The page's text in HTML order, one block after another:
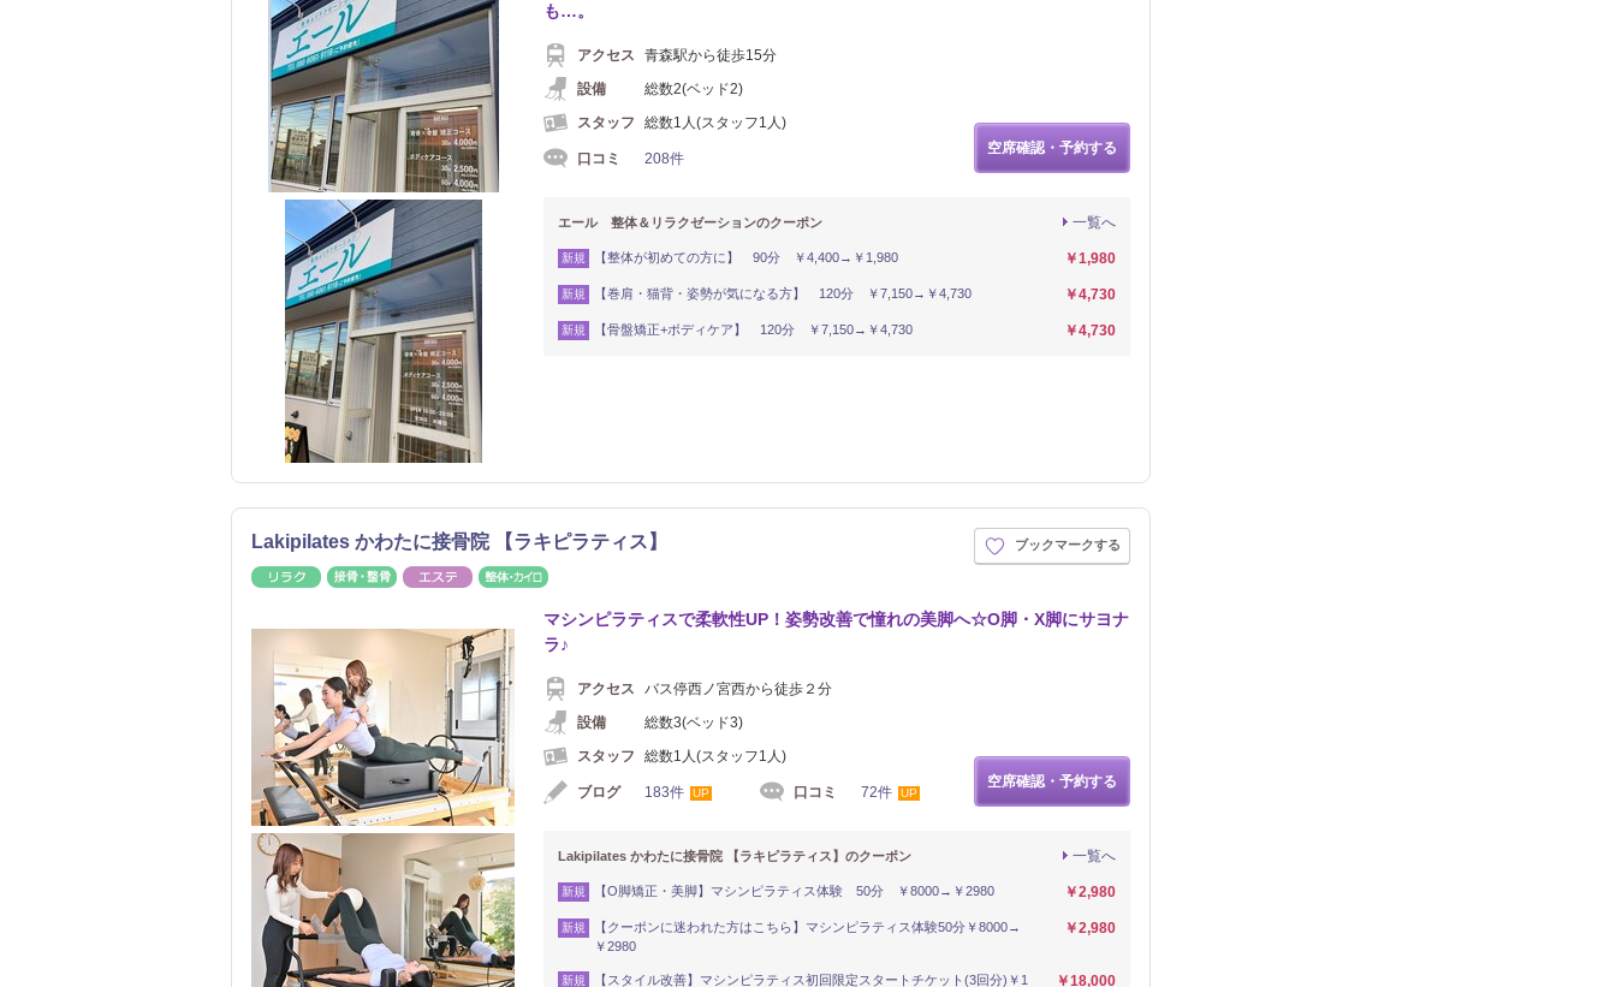
も…。
アクセス
青森駅から徒歩15分
設備
総数2(ベッド2)
スタッフ
総数1人(スタッフ1人)
口コミ 208件
空席確認・予約する
一覧へ
エール 整体＆リラクゼーションのクーポン
新規 【整体が初めての方に】 90分 ￥4,400→￥1,980 ￥1,980
新規 【巻肩・猫背・姿勢が気になる方】 120分 ￥7,150→￥4,730 ￥4,730
新規 【骨盤矯正+ボディケア】 120分 ￥7,150→￥4,730 ￥4,730
Lakipilates かわたに接骨院 【ラキピラティス】
リラク 接骨・整骨 エステ
ブックマークする
マシンピラティスで柔軟性UP！姿勢改善で憧れの美脚へ☆O脚・X脚にサヨナ
ラ♪
アクセス
バス停西ノ宮西から徒歩２分
設備
総数3(ベッド3)
スタッフ
総数1人(スタッフ1人)
ブログ 183件 UP 口コミ 72件 UP
空席確認・予約する
一覧へ
Lakipilates かわたに接骨院 【ラキピラティス】のクーポン
新規 【O脚矯正・美脚】マシンピラティス体験 50分 ￥8000→￥2980 ￥2,980
新規
【クーポンに迷われた方はこちら】マシンピラティス体験50分￥8000→
￥2980
￥2,980
新規
【スタイル改善】マシンピラティス初回限定スタートチケット(3回分)￥1
￥18,000